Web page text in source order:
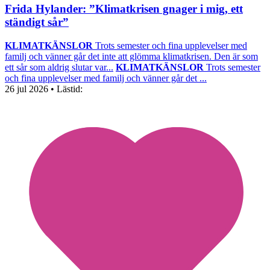
Frida Hylander: ”Klimatkrisen gnager i mig, ett
ständigt sår”
KLIMATKÄNSLOR Trots semester och fina upplevelser med
familj och vänner går det inte att glömma klimatkrisen. Den är som
ett sår som aldrig slutar var... KLIMATKÄNSLOR Trots semester
och fina upplevelser med familj och vänner går det ...
26 jul 2026 • Lästid: